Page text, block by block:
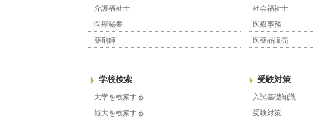
介護福祉士
社会福祉士
医療秘書
医療事務
薬剤師
医薬品販売
学校検索
大学を検索する
短大を検索する
受験対策
入試基礎知識
受験対策